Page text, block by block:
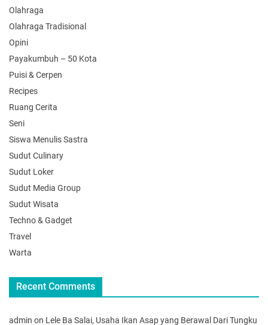
Olahraga
Olahraga Tradisional
Opini
Payakumbuh – 50 Kota
Puisi & Cerpen
Recipes
Ruang Cerita
Seni
Siswa Menulis Sastra
Sudut Culinary
Sudut Loker
Sudut Media Group
Sudut Wisata
Techno & Gadget
Travel
Warta
Recent Comments
admin on Lele Ba Salai, Usaha Ikan Asap yang Berawal Dari Tungku